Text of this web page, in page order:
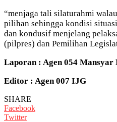
“menjaga tali silaturahmi
pilihan sehingga kondisi
dan kondusif menjelang
(pilpres) dan Pemilihan
Laporan : Agen 054
Editor : Agen 007 IJG
SHARE
Facebook
Twitter